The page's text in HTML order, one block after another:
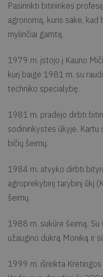
Pasirinkti bitininkės
agronomą, kuris sakė,
mylinčiai gamtą.
1979 m. įstojo į Kauno
kurį baigė 1981 m. su
techniko specialybę.
1981 m. pradėjo dirbti
sodininkystės ūkyje.
bičių šeimų.
1984 m. atvyko dirbti
agroprekybinį tarybinį ūkį
šeimų.
1988 m. sukūrė šeimą.
užaugino dukrą Moniką ir
1999 m. išrinkta